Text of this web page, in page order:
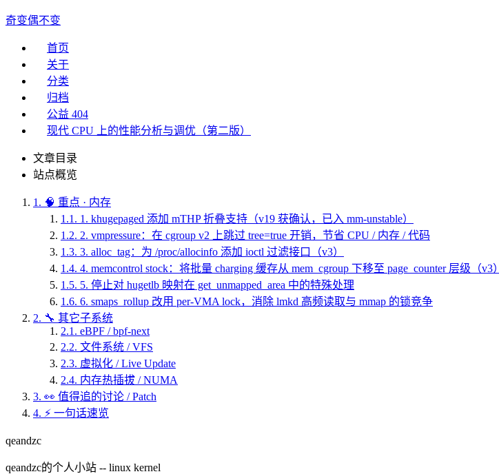
奇变偶不变
首页
关于
分类
归档
公益 404
现代 CPU 上的性能分析与调优（第二版）
文章目录
站点概览
1. 🧠 重点 · 内存
1.1. 1. khugepaged 添加 mTHP 折叠支持（v19 获确认，已入 mm-unstable）
1.2. 2. vmpressure：在 cgroup v2 上跳过 tree=true 开销，节省 CPU / 内存 / 代码
1.3. 3. alloc_tag：为 /proc/allocinfo 添加 ioctl 过滤接口（v3）
1.4. 4. memcontrol stock：将批量 charging 缓存从 mem_cgroup 下移至 page_counter 层级（v3）
1.5. 5. 停止对 hugetlb 映射在 get_unmapped_area 中的特殊处理
1.6. 6. smaps_rollup 改用 per-VMA lock，消除 lmkd 高频读取与 mmap 的锁竞争
2. 🔧 其它子系统
2.1. eBPF / bpf-next
2.2. 文件系统 / VFS
2.3. 虚拟化 / Live Update
2.4. 内存热插拔 / NUMA
3. 👀 值得追的讨论 / Patch
4. ⚡ 一句话速览
qeandzc
qeandzc的个人小站 -- linux kernel